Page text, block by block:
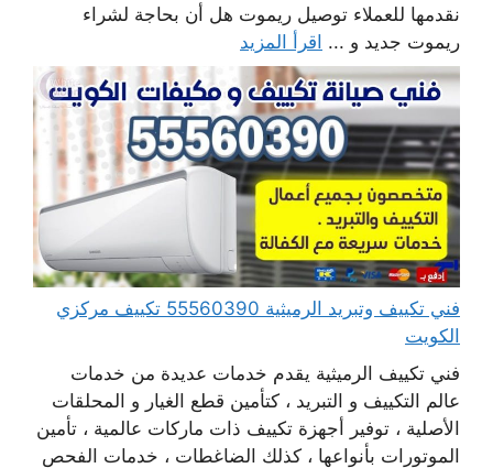
نقدمها للعملاء توصيل ريموت هل أن بحاجة لشراء
ريموت جديد و ... اقرأ المزيد
فني تكييف وتبريد الرميثية 55560390 تكييف مركزي
الكويت
فني تكييف الرميثية يقدم خدمات عديدة من خدمات
عالم التكييف و التبريد ، كتأمين قطع الغيار و المحلقات
الأصلية ، توفير أجهزة تكييف ذات ماركات عالمية ، تأمين
الموتورات بأنواعها ، كذلك الضاغطات ، خدمات الفحص